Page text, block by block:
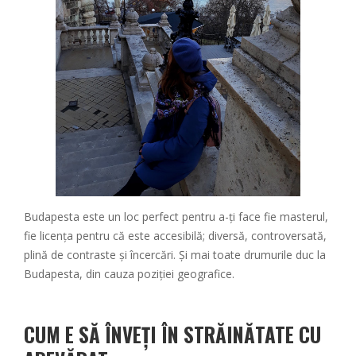
Budapesta este un loc perfect pentru a-ți face fie masterul,
fie licența pentru că este accesibilă; diversă, controversată,
plină de contraste și încercări. Și mai toate drumurile duc la
Budapesta, din cauza poziției geografice.
CUM E SĂ ÎNVEȚI ÎN STRĂINĂTATE CU